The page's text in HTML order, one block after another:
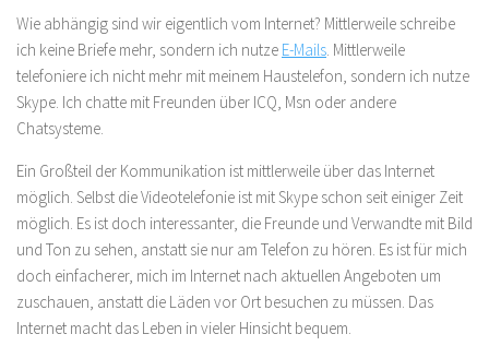
Wie abhängig sind wir eigentlich vom Internet? Mittlerweile schreibe
ich keine Briefe mehr, sondern ich nutze E-Mails. Mittlerweile
telefoniere ich nicht mehr mit meinem Haustelefon, sondern ich nutze
Skype. Ich chatte mit Freunden über ICQ, Msn oder andere
Chatsysteme.
Ein Großteil der Kommunikation ist mittlerweile über das Internet
möglich. Selbst die Videotelefonie ist mit Skype schon seit einiger Zeit
möglich. Es ist doch interessanter, die Freunde und Verwandte mit Bild
und Ton zu sehen, anstatt sie nur am Telefon zu hören. Es ist für mich
doch einfacherer, mich im Internet nach aktuellen Angeboten um
zuschauen, anstatt die Läden vor Ort besuchen zu müssen. Das
Internet macht das Leben in vieler Hinsicht bequem.